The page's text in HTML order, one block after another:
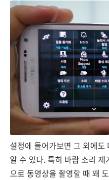
설정에 들어가보면 그 외에
알 수 있다. 특히 바람 소리
으로 동영상을 촬영할 때 꽤